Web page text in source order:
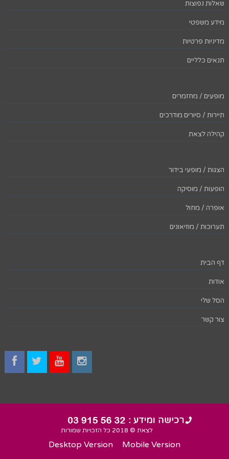
שאלות נפוצות
מידע משפטי
מדיניות פרטיות
תנאים כלליים
מופעים / מחזמרים
תיירות / סיורים מודרכים
קהילה לצאת
הצגות / מופעי בידור
הופעות / מוסיקה
אופרה / מחול
תערוכות / מוזיאונים
דף הבית
אודות
הסל שלי
צור קשר
לצאת © 2018 כל הזכויות שמורות
Desktop Version Mobile Version